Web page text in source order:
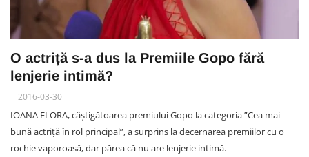
O actriță s-a dus la Premiile Gopo fără
lenjerie intimă?
2016-03-30
IOANA FLORA, câştigătoarea premiului Gopo la categoria ”Cea mai
bună actriţă în rol principal”, a surprins la decernarea premiilor cu o
rochie vaporoasă, dar părea că nu are lenjerie intimă.